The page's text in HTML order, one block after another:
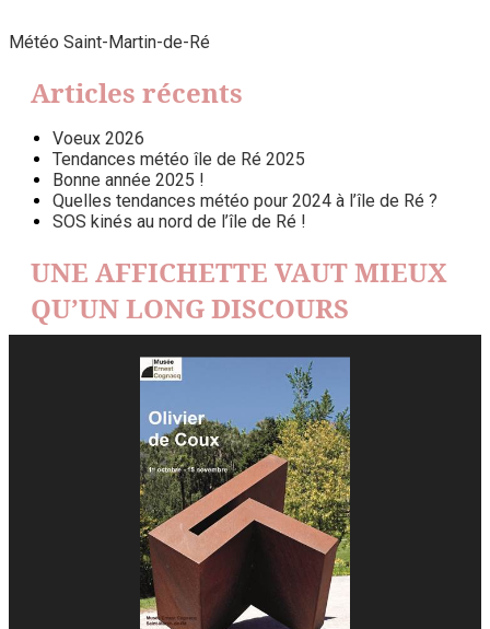
Météo Saint-Martin-de-Ré
Articles récents
Voeux 2026
Tendances météo île de Ré 2025
Bonne année 2025 !
Quelles tendances météo pour 2024 à l’île de Ré ?
SOS kinés au nord de l’île de Ré !
UNE AFFICHETTE VAUT MIEUX
QU’UN LONG DISCOURS